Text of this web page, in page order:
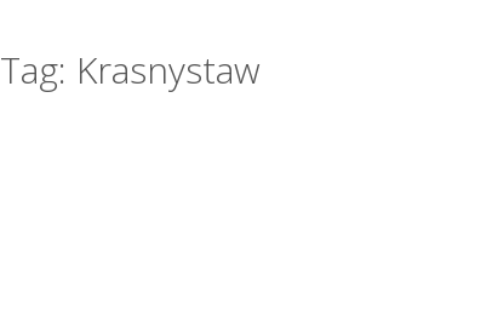
Tag: Krasnystaw